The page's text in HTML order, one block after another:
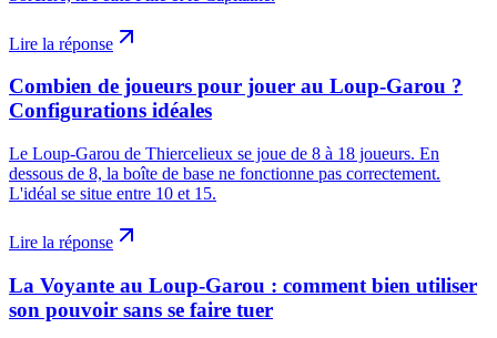
Lire la réponse
Combien de joueurs pour jouer au Loup-Garou ?
Configurations idéales
Le Loup-Garou de Thiercelieux se joue de 8 à 18 joueurs. En
dessous de 8, la boîte de base ne fonctionne pas correctement.
L'idéal se situe entre 10 et 15.
Lire la réponse
La Voyante au Loup-Garou : comment bien utiliser
son pouvoir sans se faire tuer